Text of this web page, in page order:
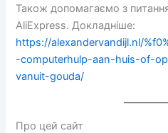
Також допомагаємо з
AliExpress. Докладніше:
https://alexandervandijl.nl/
-computerhulp-aan-huis-of-
vanuit-gouda/
Про цей сайт